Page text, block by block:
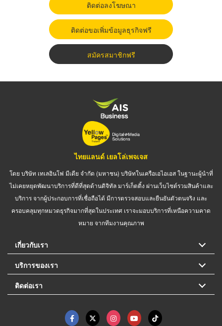
ติดต่อลงโฆษณา
ติดต่อขอเพิ่มข้อมูลธุรกิจฟรี
สมัครสมาชิกฟรี
ไทยแลนด์ เยลโล่เพจเจส
โดย บริษัท เทเลอินโฟ มีเดีย จำกัด (มหาชน) บริษัทในเครือเอไอเอส ในฐานะผู้นำที่
ไม่เคยหยุดพัฒนาบริการที่ดีที่สุดด้านดิจิทัล มาร์เก็ตติ้ง ผ่านเว็บไซต์รวมสินค้าและ
บริการ จากผู้ประกอบการที่เชื่อถือได้ มีการตรวจสอบและยืนยันตัวตนจริง และ
ครอบคลุมทุกหมวดธุรกิจมากที่สุดในประเทศ เราจะมอบบริการที่เหนือความคาด
หมาย จากทีมงานคุณภาพ
เกี่ยวกับเรา
บริการของเรา
ติดต่อเรา